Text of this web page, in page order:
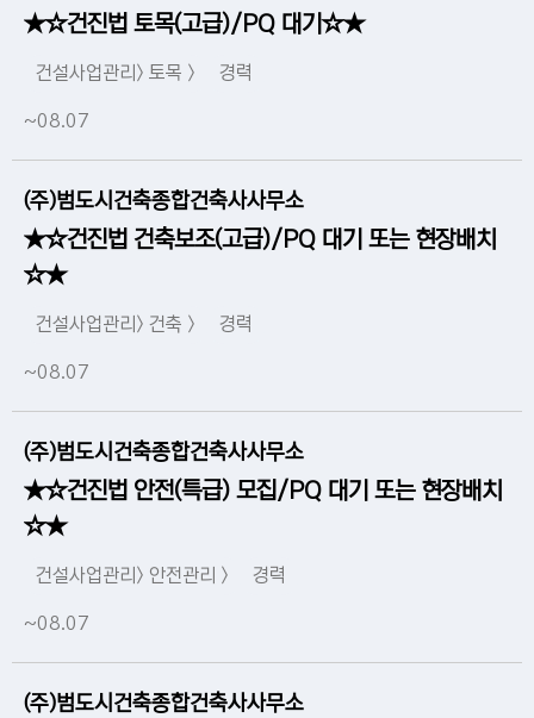
★☆건진법 토목(고급)/PQ 대기☆★
건설사업관리> 토목 > 경력
~08.07
(주)범도시건축종합건축사사무소
★☆건진법 건축보조(고급)/PQ 대기 또는 현장배치
☆★
건설사업관리> 건축 > 경력
~08.07
(주)범도시건축종합건축사사무소
★☆건진법 안전(특급) 모집/PQ 대기 또는 현장배치
☆★
건설사업관리> 안전관리 > 경력
~08.07
(주)범도시건축종합건축사사무소